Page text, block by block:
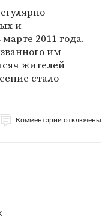
и
2011 года.
им
жителей
стало
Комментарии отключены